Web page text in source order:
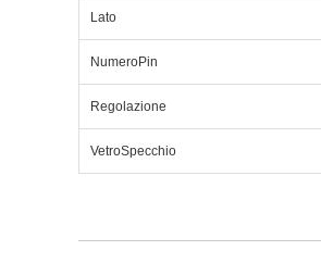
Lato
NumeroPin
Regolazione
VetroSpecchio